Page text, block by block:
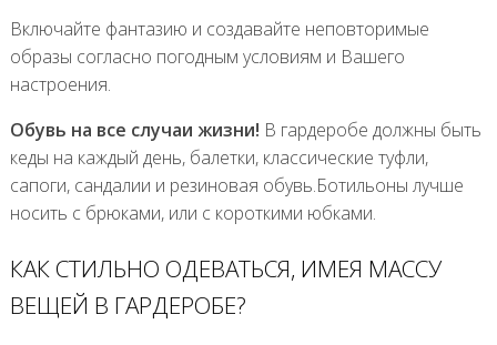
Включайте фантазию и создавайте неповторимые
образы согласно погодным условиям и Вашего
настроения.
Обувь на все случаи жизни! В гардеробе должны быть
кеды на каждый день, балетки, классические туфли,
сапоги, сандалии и резиновая обувь.Ботильоны лучше
носить с брюками, или с короткими юбками.
КАК СТИЛЬНО ОДЕВАТЬСЯ, ИМЕЯ МАССУ
ВЕЩЕЙ В ГАРДЕРОБЕ?